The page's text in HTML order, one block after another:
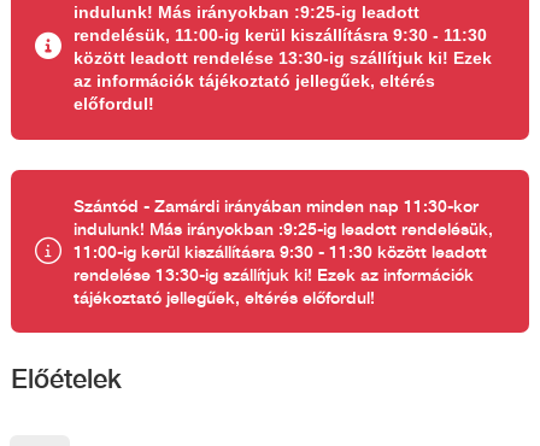
indulunk! Más irányokban :9:25-ig leadott
rendelésük, 11:00-ig kerül kiszállításra 9:30 - 11:30
között leadott rendelése 13:30-ig szállítjuk ki! Ezek
az információk tájékoztató jellegűek, eltérés
előfordul!
Szántód - Zamárdi irányában minden nap 11:30-kor
indulunk! Más irányokban :9:25-ig leadott rendelésük,
11:00-ig kerül kiszállításra 9:30 - 11:30 között leadott
rendelése 13:30-ig szállítjuk ki! Ezek az információk
tájékoztató jellegűek, eltérés előfordul!
Előételek